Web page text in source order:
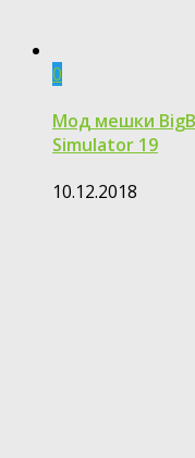
0
Мод мешки
Simulator 19
10.12.2018